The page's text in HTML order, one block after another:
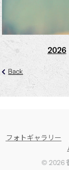
2026
Back
フォトギャラリー
© 2026